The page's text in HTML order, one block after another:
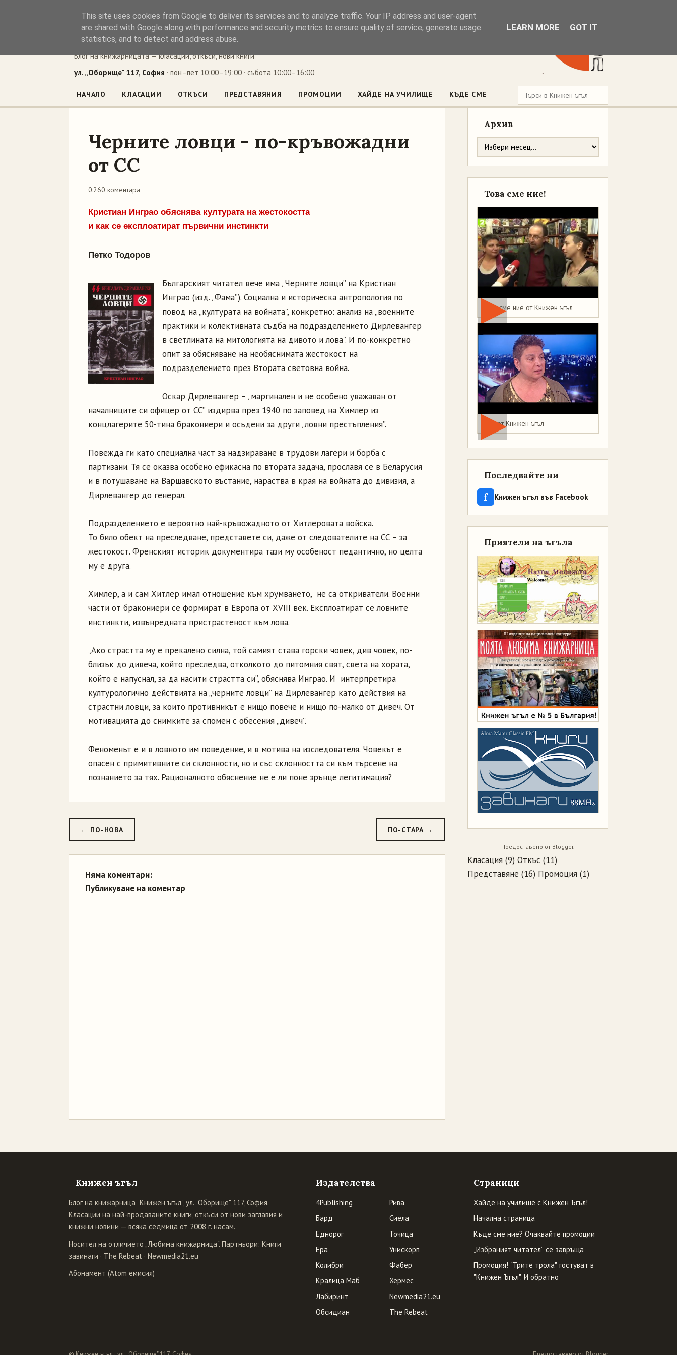
Книжен ъгъл
Блог на книжарницата — класации, откъси, нови книги
ул. „Оборище" 117, София · пон–пет 10:00–19:00 · събота 10:00–16:00
НАЧАЛО КЛАСАЦИИ ОТКЪСИ ПРЕДСТАВЯНИЯ ПРОМОЦИИ ХАЙДЕ НА УЧИЛИЩЕ КЪДЕ СМЕ
Черните ловци - по-кръвожадни
от СС
0:260 коментара
Кристиан Инграо обяснява културата на жестокостта
и как се експлоатират първични инстинкти
Петко Тодоров
Българският читател вече има „Черните ловци” на Кристиан
Инграо (изд. „Фама”). Социална и историческа антропология по
повод на „културата на войната”, конкретно: анализ на „военните
практики и колективната съдба на подразделението Дирлевангер
в светлината на митологията на дивото и лова”. И по-конкретно
опит за обясняване на необяснимата жестокост на
подразделението през Втората световна война.
Оскар Дирлевангер – „маргинален и не особено уважаван от
началниците си офицер от СС” издирва през 1940 по заповед на Химлер из
концлагерите 50-тина бракониери и осъдени за други „ловни престъпления”.
Повежда ги като специална част за надзираване в трудови лагери и борба с
партизани. Тя се оказва особено ефикасна по втората задача, прославя се в Беларусия
и в потушаване на Варшавското въстание, нараства в края на войната до дивизия, а
Дирлевангер до генерал.
Подразделението е вероятно най-кръвожадното от Хитлеровата войска.
То било обект на преследване, представете си, даже от следователите на СС – за
жестокост. Френският историк документира тази му особеност педантично, но целта
му е друга.
Химлер, а и сам Хитлер имал отношение към хрумването, не са откриватели. Военни
части от бракониери се формират в Европа от XVIII век. Експлоатират се ловните
инстинкти, извънредната пристрастеност към лова.
„Ако страстта му е прекалено силна, той самият става горски човек, див човек, по-
близък до дивеча, който преследва, отколкото до питомния свят, света на хората,
който е напуснал, за да насити страстта си”, обяснява Инграо. И интерпретира
културологично действията на „черните ловци” на Дирлевангер като действия на
страстни ловци, за които противникът е нищо повече и нищо по-малко от дивеч. От
мотивацията до снимките за спомен с обесения „дивеч”.
Феноменът е и в ловното им поведение, и в мотива на изследователя. Човекът е
опасен с примитивните си склонности, но и със склонността си към търсене на
познанието за тях. Рационалното обяснение не е ли поне зрънце легитимация?
← ПО-НОВА ПО-СТАРА →
Няма коментари:
Публикуване на коментар
Архив
Това сме ние!
Това сме ние от Книжен ъгъл
Мая от Книжен ъгъл
Последвайте ни
f Книжен ъгъл във Facebook
Приятели на ъгъла
Предоставено от Blogger.
Класация (9) Откъс (11)
Представяне (16) Промоция (1)
Книжен ъгъл
Блог на книжарница „Книжен ъгъл", ул. „Оборище" 117, София.
Класации на най-продаваните книги, откъси от нови заглавия и
книжни новини — всяка седмица от 2008 г. насам.
Носител на отличието „Любима книжарница". Партньори: Книги
завинаги · The Rebeat · Newmedia21.eu
Абонамент (Atom емисия)
Издателства
4Publishing
Бард
Еднорог
Ера
Колибри
Кралица Маб
Лабиринт
Обсидиан
Рива
Сиела
Точица
Унискорп
Фабер
Хермес
Newmedia21.eu
The Rebeat
Страници
Хайде на училище с Книжен Ъгъл!
Начална страница
Къде сме ние? Очаквайте промоции
„Избраният читател” се завръща
Промоция! "Трите трола" гостуват в
"Книжен Ъгъл". И обратно
This site uses cookies from Google to deliver its services and to analyze traffic. Your IP address and user-agent
are shared with Google along with performance and security metrics to ensure quality of service, generate usage
statistics, and to detect and address abuse.
LEARN MORE GOT IT